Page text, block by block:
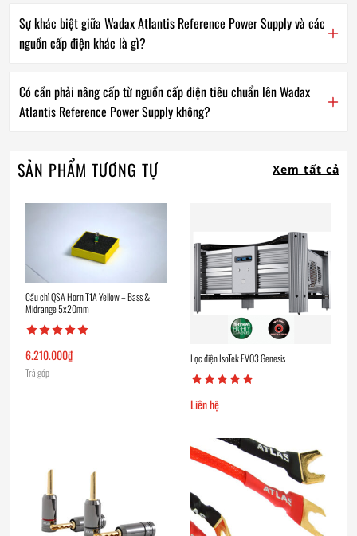
Sự khác biệt giữa Wadax Atlantis Reference Power Supply và các
nguồn cấp điện khác là gì?
Có cần phải nâng cấp từ nguồn cấp điện tiêu chuẩn lên Wadax
Atlantis Reference Power Supply không?
SẢN PHẨM TƯƠNG TỰ Xem tất cả
Cầu chì QSA Horn T1A Yellow – Bass &
Midrange 5x20mm
6.210.000₫
Trả góp
Lọc điện IsoTek EVO3 Genesis
Liên hệ